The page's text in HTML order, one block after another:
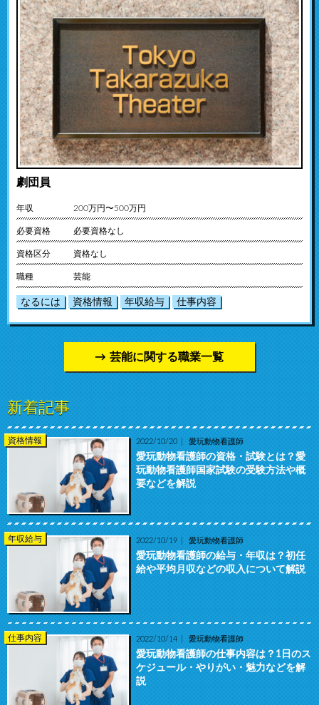
劇団員
年収 200万円〜500万円
必要資格 必要資格なし
資格区分 資格なし
職種 芸能
なるには 資格情報 年収給与 仕事内容
芸能に関する職業一覧
新着記事
資格情報 2022/10/20 愛玩動物看護師
愛玩動物看護師の資格・試験とは？愛
玩動物看護師国家試験の受験方法や概
要などを解説
年収給与 2022/10/19 愛玩動物看護師
愛玩動物看護師の給与・年収は？初任
給や平均月収などの収入について解説
仕事内容 2022/10/14 愛玩動物看護師
愛玩動物看護師の仕事内容は？1日のス
ケジュール・やりがい・魅力などを解
説